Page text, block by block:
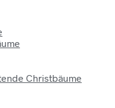
Christbäume